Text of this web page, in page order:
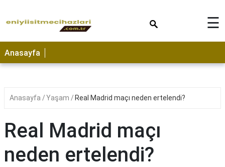
☰
Anasayfa
Anasayfa Yaşam Real Madrid maçı neden ertelendi?
Real Madrid maçı
neden ertelendi?